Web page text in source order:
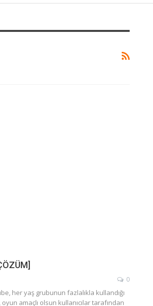
0
her yaş grubunun fazlalıkla kullandığı
amaçlı olsun kullanıcılar tarafından